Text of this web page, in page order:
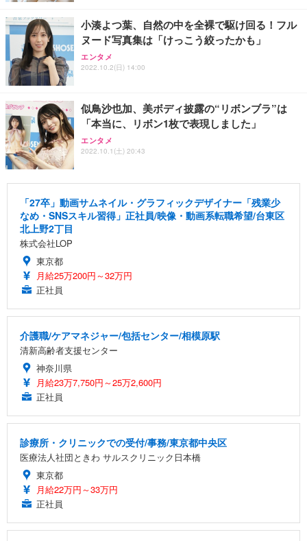
小湊よつ葉、自然の中を全裸で駆け回る！フル
ヌード写真集は「けっこう絞ったかも」
エンタメ
2022.10.2(日) 14:00
似鳥沙也加、美ボディ披露の“リボンブラ”は
「本当に、リボン1枚で表現しました」
エンタメ
2022.10.1(土) 20:43
「27卒」動画サムネイル・グラフィックデザイナー「残業少
なめ・SNSスキル習得」正社員/映像・動画系転職希望/台東区
北上野2丁目
株式会社LOP
東京都
月給25万200円～32万円
正社員
介護職/ケアマネジャー/包括センター/相模原駅
清新高齢者支援センター
神奈川県
月給23万7,750円～25万2,600円
正社員
診療所・クリニックでの受付/事務/東京都中央区
医療法人社団ときわ サルスクリニック日本橋
東京都
月給22万円～33万円
正社員